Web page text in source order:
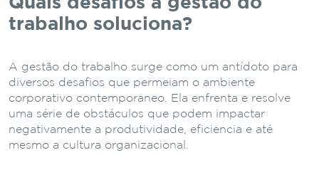
trabalho soluciona?
A gestão do trabalho surge como um antídoto para
diversos desafios que permeiam o ambiente
corporativo contemporâneo. Ela enfrenta e resolve
uma série de obstáculos que podem impactar
negativamente a produtividade, eficiência e até
mesmo a cultura organizacional.